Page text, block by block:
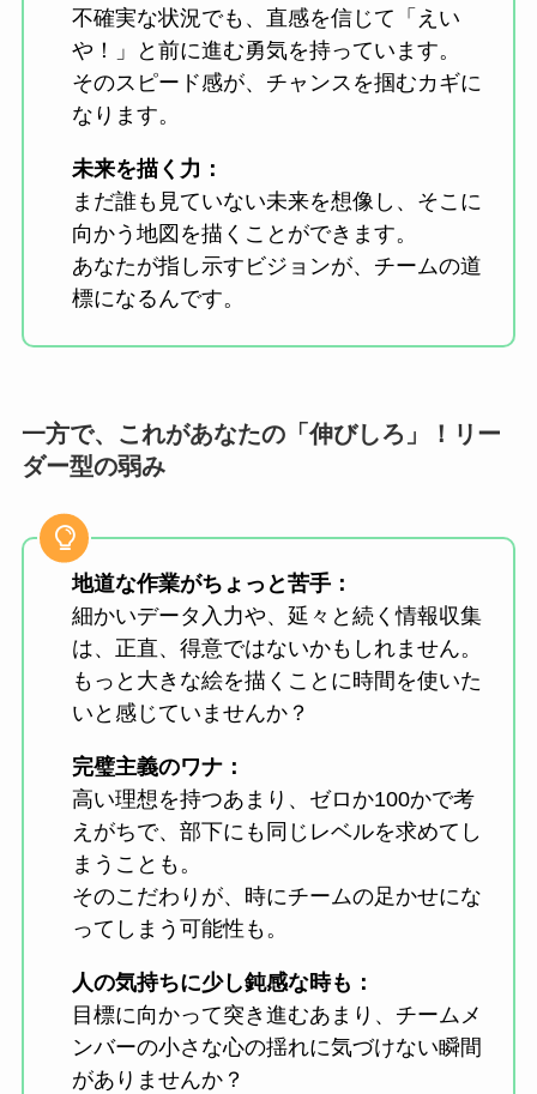
不確実な状況でも、直感を信じて「えい
や！」と前に進む勇気を持っています。
そのスピード感が、チャンスを掴むカギに
なります。
未来を描く力：
まだ誰も見ていない未来を想像し、そこに
向かう地図を描くことができます。
あなたが指し示すビジョンが、チームの道
標になるんです。
一方で、これがあなたの「伸びしろ」！リー
ダー型の弱み
地道な作業がちょっと苦手：
細かいデータ入力や、延々と続く情報収集
は、正直、得意ではないかもしれません。
もっと大きな絵を描くことに時間を使いた
いと感じていませんか？
完璧主義のワナ：
高い理想を持つあまり、ゼロか100かで考
えがちで、部下にも同じレベルを求めてし
まうことも。
そのこだわりが、時にチームの足かせにな
ってしまう可能性も。
人の気持ちに少し鈍感な時も：
目標に向かって突き進むあまり、チームメ
ンバーの小さな心の揺れに気づけない瞬間
がありませんか？